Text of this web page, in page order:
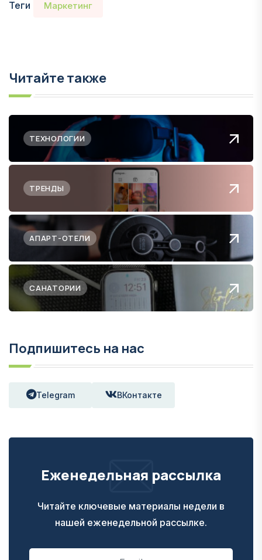
Теги Маркетинг
Читайте также
ТЕХНОЛОГИИ
ТРЕНДЫ
АПАРТ-ОТЕЛИ
САНАТОРИИ
Подпишитесь на нас
Telegram ВКонтакте
Еженедельная рассылка
Читайте ключевые материалы недели в
нашей еженедельной рассылке.